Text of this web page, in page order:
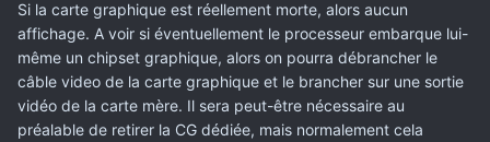
Si la carte graphique est réellement morte, alors aucun
affichage. A voir si éventuellement le processeur embarque lui-
même un chipset graphique, alors on pourra débrancher le
câble video de la carte graphique et le brancher sur une sortie
vidéo de la carte mère. Il sera peut-être nécessaire au
préalable de retirer la CG dédiée, mais normalement cela